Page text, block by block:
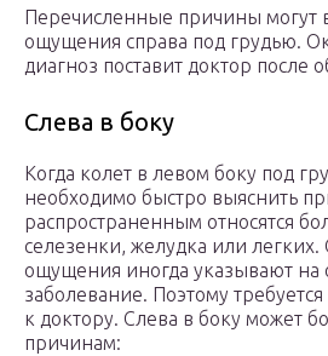
Перечисленные причины могут
ощущения справа под грудью.
диагноз поставит доктор после
Слева в боку
Когда колет в левом боку под
необходимо быстро выяснить
распространенным относятся
селезенки, желудка или
ощущения иногда указывают на
заболевание. Поэтому
к доктору. Слева в боку может
причинам: